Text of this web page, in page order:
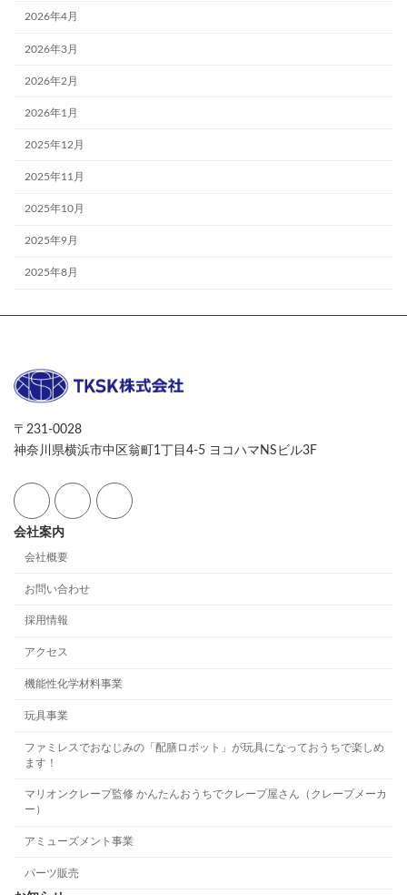
2026年4月
2026年3月
2026年2月
2026年1月
2025年12月
2025年11月
2025年10月
2025年9月
2025年8月
〒231-0028
神奈川県横浜市中区翁町1丁目4-5 ヨコハマNSビル3F
会社案内
会社概要
お問い合わせ
採用情報
アクセス
機能性化学材料事業
玩具事業
ファミレスでおなじみの「配膳ロボット」が玩具になっておうちで楽しめ
ます！
マリオンクレープ監修 かんたんおうちでクレープ屋さん（クレープメーカ
ー）
アミューズメント事業
パーツ販売